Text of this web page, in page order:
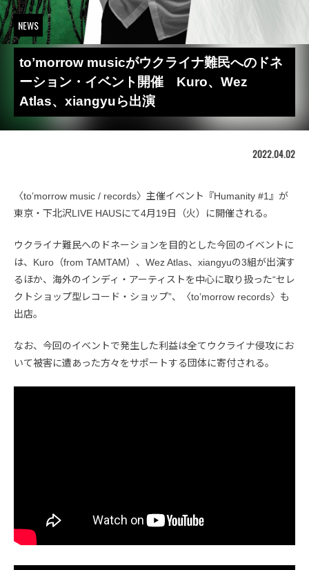
NEWS
toʼmorrow musicがウクライナ難民へのドネ
ーション・イベント開催 Kuro、Wez
Atlas、xiangyuら出演
2022.04.02
〈toʼmorrow music / records〉主催イベント『Humanity #1』が
東京・下北沢LIVE HAUSにて4月19日（火）に開催される。
ウクライナ難民へのドネーションを目的とした今回のイベントに
は、Kuro（from TAMTAM）、Wez Atlas、xiangyuの3組が出演す
るほか、海外のインディ・アーティストを中心に取り扱った“セレ
クトショップ型レコード・ショップ”、〈toʼmorrow records〉も
出店。
なお、今回のイベントで発生した利益は全てウクライナ侵攻にお
いて被害に遭あった方々をサポートする団体に寄付される。